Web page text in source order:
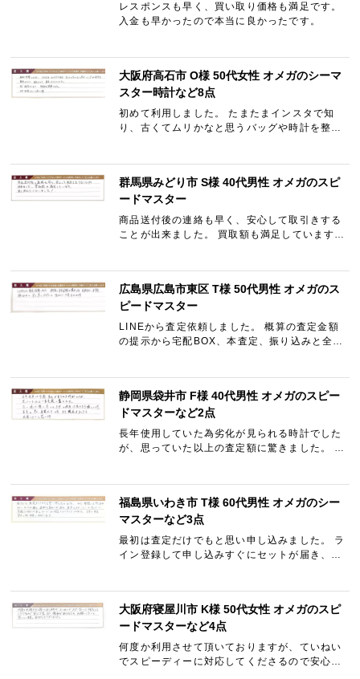
レスポンスも早く、買い取り価格も満足です。
入金も早かったので本当に良かったです。
大阪府高石市 O様 50代女性 オメガのシーマ
スター時計など8点
初めて利用しました。 たまたまインスタで知
り、古くてムリかなと思うバッグや時計を整理
群馬県みどり市 S様 40代男性 オメガのスピ
ードマスター
商品送付後の連絡も早く、安心して取引きする
ことが出来ました。 買取額も満足しています。
広島県広島市東区 T様 50代男性 オメガのス
ピードマスター
LINEから査定依頼しました。 概算の査定金額
の提示から宅配BOX、本査定、振り込みと全て
静岡県袋井市 F様 40代男性 オメガのスピー
ドマスターなど2点
長年使用していた為劣化が見られる時計でした
が、思っていた以上の査定額に驚きました。 次
福島県いわき市 T様 60代男性 オメガのシー
マスターなど3点
最初は査定だけでもと思い申し込みました。 ラ
イン登録して申し込みすぐにセットが届き、送
大阪府寝屋川市 K様 50代女性 オメガのスピ
ードマスターなど4点
何度か利用させて頂いておりますが、ていねい
でスピーディーに対応してくださるので安心で